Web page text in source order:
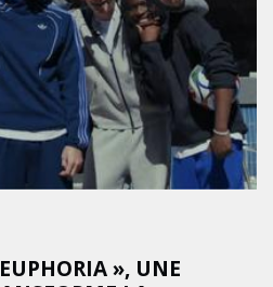
», UNE